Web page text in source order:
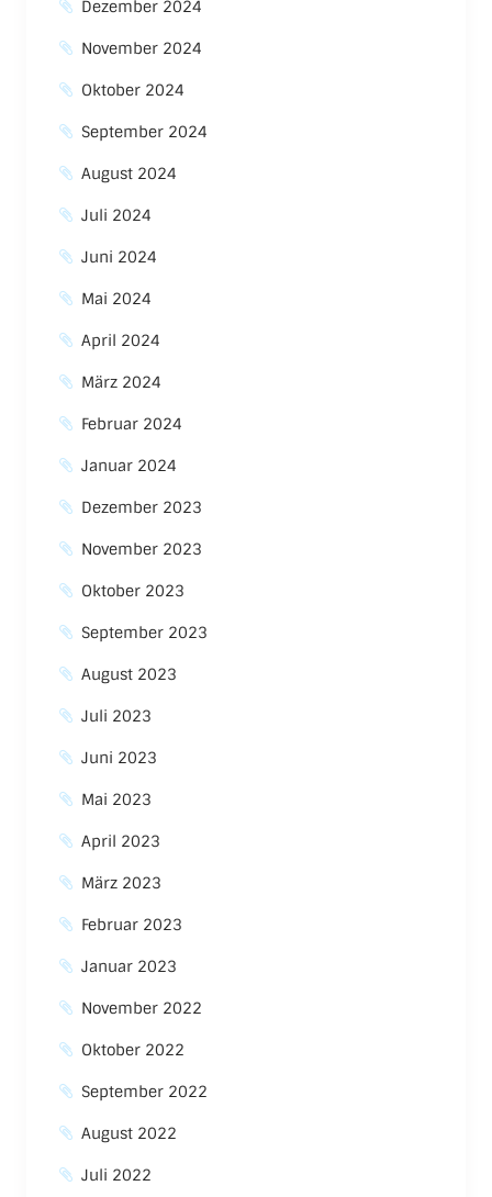
Dezember 2024
November 2024
Oktober 2024
September 2024
August 2024
Juli 2024
Juni 2024
Mai 2024
April 2024
März 2024
Februar 2024
Januar 2024
Dezember 2023
November 2023
Oktober 2023
September 2023
August 2023
Juli 2023
Juni 2023
Mai 2023
April 2023
März 2023
Februar 2023
Januar 2023
November 2022
Oktober 2022
September 2022
August 2022
Juli 2022